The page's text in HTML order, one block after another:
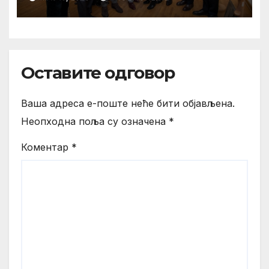
LUDOSTI“ KAO SIMBOL
VRHUNSKOG ZANATSTVA
Оставите одговор
Ваша адреса е-поште неће бити објављена.
Неопходна поља су означена *
Коментар *